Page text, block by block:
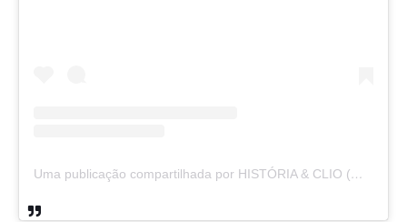
Uma publicação compartilhada por HISTÓRIA & CLIO (@historiaeclio)